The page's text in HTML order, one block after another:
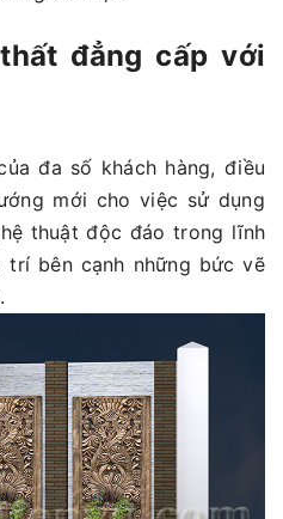
đẳng cấp với
đa số khách hàng, điều
mới cho việc sử dụng
thuật độc đáo trong lĩnh
bên cạnh những bức vẽ